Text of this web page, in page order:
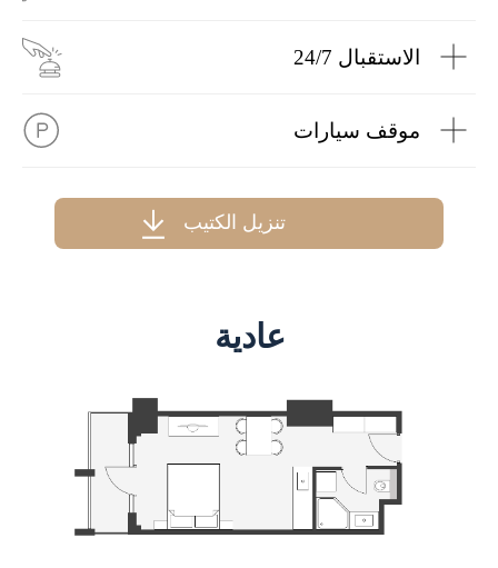
الاستقبال 24/7
موقف سيارات
تنزيل الكتيب
عادية